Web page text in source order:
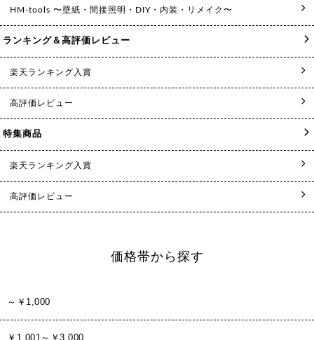
HM-tools 〜壁紙・間接照明・DIY・内装・リメイク〜
ランキング＆高評価レビュー
楽天ランキング入賞
高評価レビュー
特集商品
楽天ランキング入賞
高評価レビュー
価格帯から探す
～￥1,000
￥1,001～￥3,000